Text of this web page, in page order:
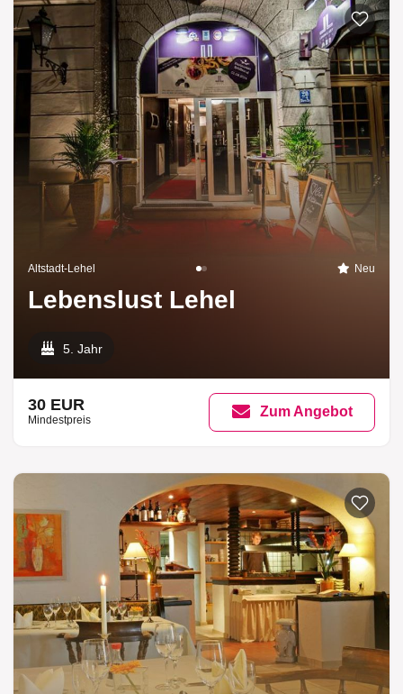
Altstadt-Lehel Neu
Lebenslust Lehel
5. Jahr
30 EUR
Mindestpreis
Zum Angebot